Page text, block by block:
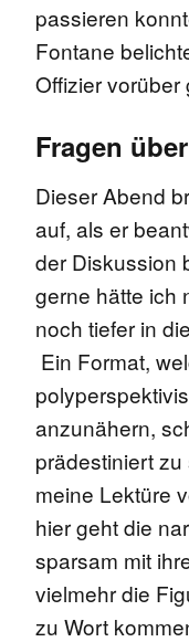
passieren
Fontane
Offizier vorüber
Fragen
Dieser Abend
auf, als er
der Diskussion
gerne hätte ich
noch tiefer in
Ein Format,
anzunähern,
prädestiniert
meine Lektüre
hier geht die
sparsam mit
vielmehr die
zu Wort